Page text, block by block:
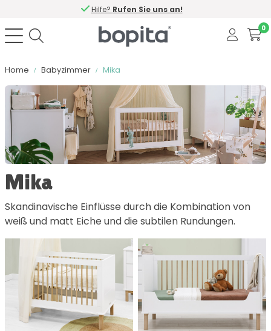
Hilfe? Rufen Sie uns an!
0
Home Babyzimmer Mika
Sortieren nach
Farbe
Material
Enthält Soft Close
Anzahl Schubladen
Anzahl Türen
Mika
Skandinavische Einflüsse durch die Kombination von
weiß und matt Eiche und die subtilen Rundungen.